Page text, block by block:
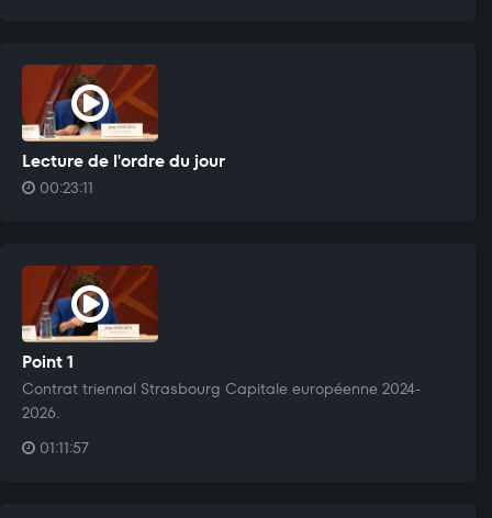
Lecture de l'ordre du jour
00:23:11
Point 1
Contrat triennal Strasbourg Capitale européenne 2024-
2026.
01:11:57